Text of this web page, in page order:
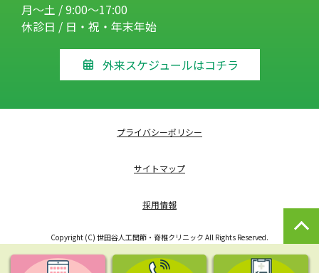
月～土 / 9:00～17:00
休診日 / 日・祝・年末年始
外来スケジュールはコチラ
プライバシーポリシー
サイトマップ
採用情報
Copyright (C) 世田谷人工関節・脊椎クリニック All Rights Reserved.